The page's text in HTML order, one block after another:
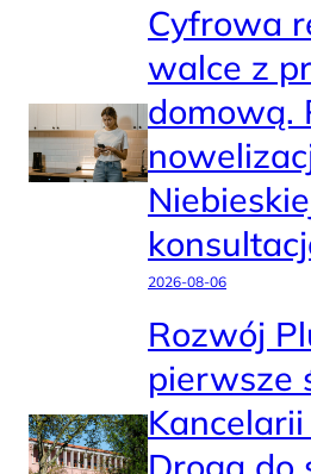
Cyfrowa
walce z
domową.
2026-08-06
Rozwój
pierwsze